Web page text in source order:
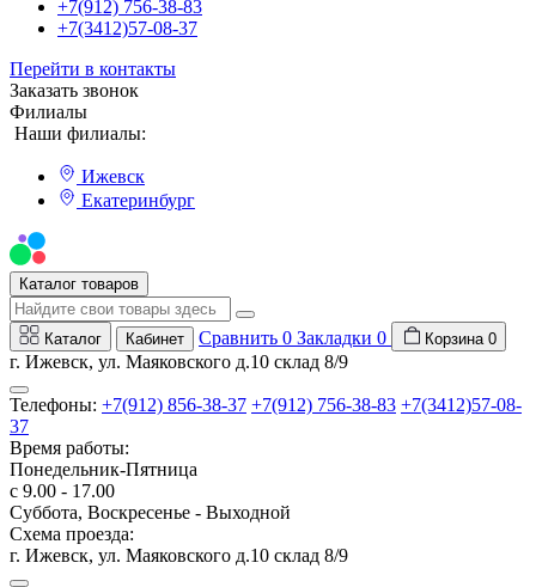
+7(912) 756-38-83
+7(3412)57-08-37
Перейти в контакты
Заказать звонок
Филиалы
Наши филиалы:
Ижевск
Екатеринбург
Каталог товаров
Каталог Кабинет Сравнить 0 Закладки 0 Корзина 0
г. Ижевск, ул. Маяковского д.10 склад 8/9
Телефоны: +7(912) 856-38-37 +7(912) 756-38-83 +7(3412)57-08-
37
Время работы:
Понедельник-Пятница
с 9.00 - 17.00
Суббота, Воскресенье - Выходной
Схема проезда:
г. Ижевск, ул. Маяковского д.10 склад 8/9